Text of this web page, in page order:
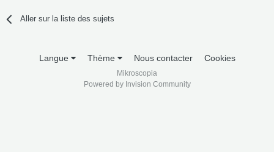
Aller sur la liste des sujets
Langue Thème Nous contacter Cookies
Mikroscopia
Powered by Invision Community